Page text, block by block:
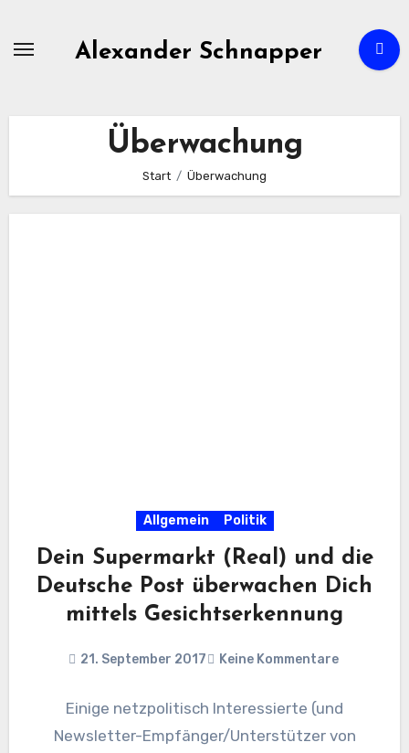
Alexander Schnapper
Überwachung
Start Überwachung
Allgemein Politik
Dein Supermarkt (Real) und die
Deutsche Post überwachen Dich
mittels Gesichtserkennung
21. September 2017 Keine Kommentare
Einige netzpolitisch Interessierte (und
Newsletter-Empfänger/Unterstützer von